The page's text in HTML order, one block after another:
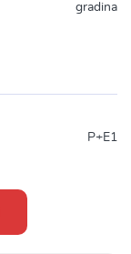
gradina
P+E1